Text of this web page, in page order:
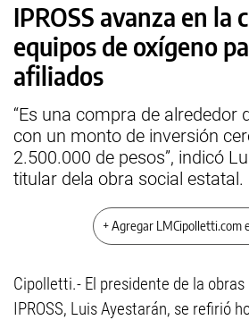
IPROSS avanza en la
equipos de oxígeno
afiliados
“Es una compra de alrededor
con un monto de inversión
2.500.000 de pesos”, indicó
titular dela obra social estatal.
+ Agregar LMCipolletti.com
Cipolletti.- El presidente de la
IPROSS, Luis Ayestarán, se refirió